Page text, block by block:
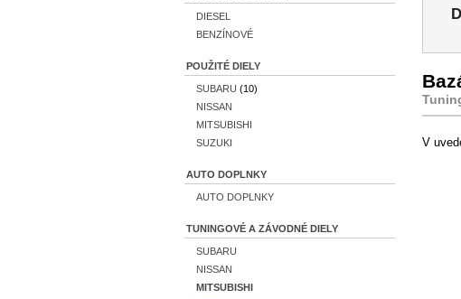
DIESEL
BENZÍNOVÉ
POUŽITÉ DIELY
SUBARU (10)
NISSAN
MITSUBISHI
SUZUKI
AUTO DOPLNKY
AUTO DOPLNKY
TUNINGOVÉ A ZÁVODNÉ DIELY
SUBARU
NISSAN
MITSUBISHI
V